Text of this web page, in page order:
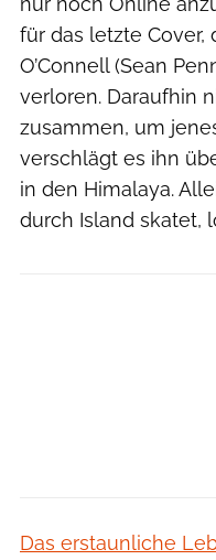
für das letzte Cover,
O’Connell (Sean
verloren. Daraufhin
zusammen, um
verschlägt es ihn
in den Himalaya.
durch Island skatet,
Das erstaunliche